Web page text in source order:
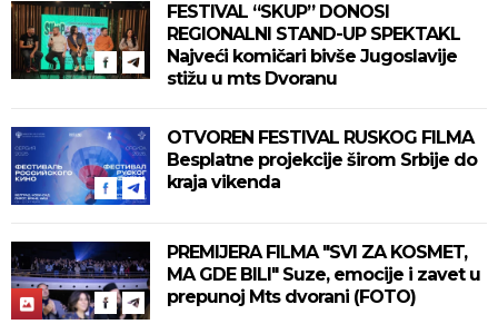
FESTIVAL “SKUP” DONOSI
REGIONALNI STAND-UP SPEKTAKL
Najveći komičari bivše Jugoslavije
stižu u mts Dvoranu
OTVOREN FESTIVAL RUSKOG FILMA
Besplatne projekcije širom Srbije do
kraja vikenda
PREMIJERA FILMA "SVI ZA KOSMET,
MA GDE BILI" Suze, emocije i zavet u
prepunoj Mts dvorani (FOTO)